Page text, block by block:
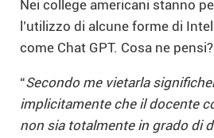
Nei college americani stanno
l’utilizzo di alcune forme di
come Chat GPT. Cosa ne pensi?
“Secondo me vietarla
implicitamente che il docente
non sia totalmente in grado di